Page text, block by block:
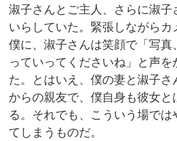
淑子さんとご主人、さらに淑子
いらしていた。緊張しながらカ
僕に、淑子さんは笑顔で「写真
っていってくださいね」と声を
た。とはいえ、僕の妻と淑子さ
からの親友で、僕自身も彼女と
る。それでも、こういう場では
てしまうものだ。